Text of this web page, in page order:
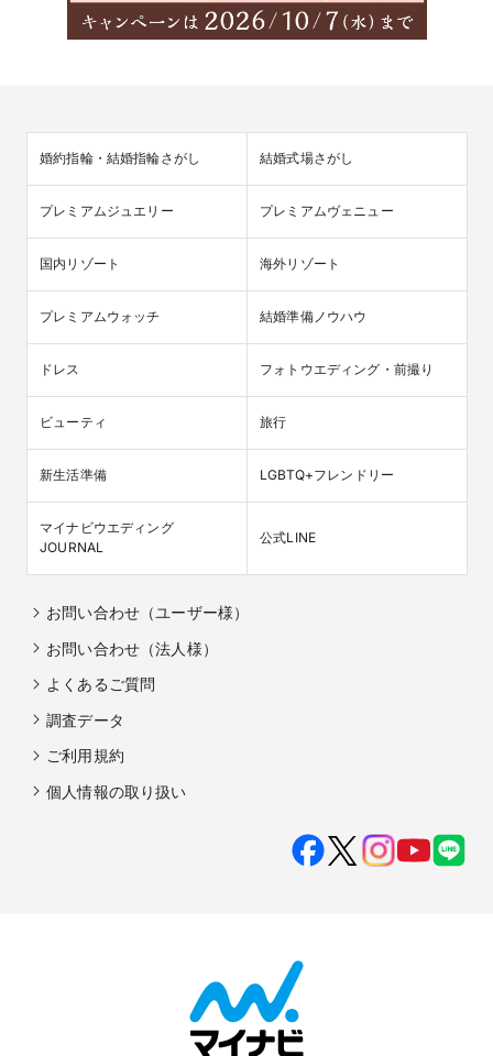
婚約指輪・結婚指輪さがし 結婚式場さがし
プレミアムジュエリー プレミアムヴェニュー
国内リゾート 海外リゾート
プレミアムウォッチ 結婚準備ノウハウ
ドレス フォトウエディング・前撮り
ビューティ 旅行
新生活準備 LGBTQ+フレンドリー
マイナビウエディング
JOURNAL
公式LINE
お問い合わせ（ユーザー様）
お問い合わせ（法人様）
よくあるご質問
調査データ
ご利用規約
個人情報の取り扱い